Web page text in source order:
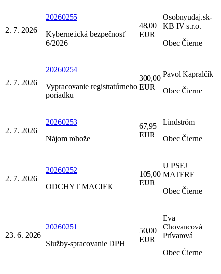
2. 7. 2026
20260255
Kybernetická bezpečnosť
6/2026
48,00
EUR
Osobnyudaj.sk-
KB IV s.r.o.
Obec Čierne
2. 7. 2026
20260254
Vypracovanie registratúrneho
poriadku
300,00
EUR
Pavol Kapralčík
Obec Čierne
2. 7. 2026
20260253
Nájom rohože
67,95
EUR
Lindström
Obec Čierne
2. 7. 2026
20260252
ODCHYT MACIEK
105,00
EUR
U PSEJ
MATERE
Obec Čierne
23. 6. 2026
20260251
Služby-spracovanie DPH
50,00
EUR
Eva
Chovancová
Prívarová
Obec Čierne